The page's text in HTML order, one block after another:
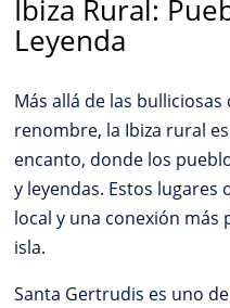
Ibiza Rural:
Leyenda
Más allá de las
renombre, la Ibiza rural
encanto, donde los
y leyendas. Estos lugares
local y una conexión
isla.
Santa Gertrudis es uno